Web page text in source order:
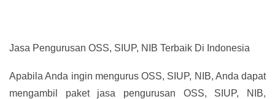
Jasa Pengurusan OSS, SIUP, NIB Terbaik Di Indonesia
Apabila Anda ingin mengurus OSS, SIUP, NIB, Anda dapat
mengambil paket jasa pengurusan OSS, SIUP, NIB,